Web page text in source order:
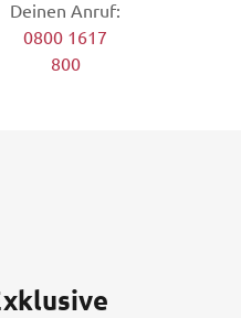
Deinen Anruf:
0800 1617
800